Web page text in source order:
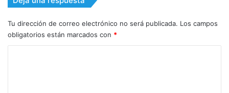
Tu dirección de correo electrónico no será publicada. Los campos
obligatorios están marcados con *